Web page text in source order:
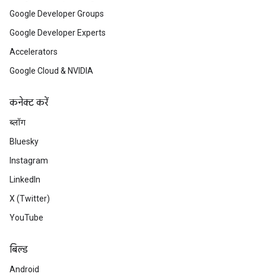
Google Developer Groups
Google Developer Experts
Accelerators
Google Cloud & NVIDIA
कनेक्ट करें
ब्लॉग
Bluesky
Instagram
LinkedIn
X (Twitter)
YouTube
बिल्ड
Android